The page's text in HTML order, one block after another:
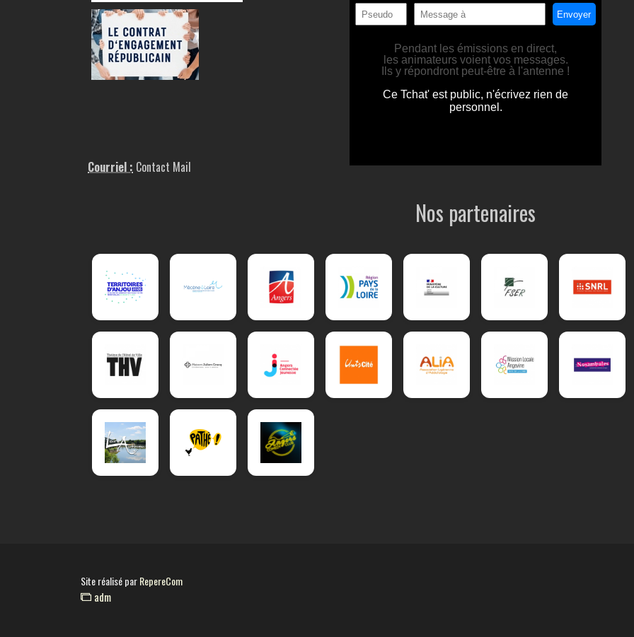
Courriel : Contact Mail
Nos partenaires
Site réalisé parRepereCom
adm